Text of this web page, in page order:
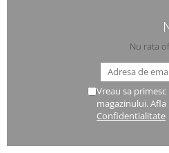
Sandale de protectie
Bocanci de protectie
Cizme de protectie
Nu rata
Vreau sa
magazinului.
Confidentialitate